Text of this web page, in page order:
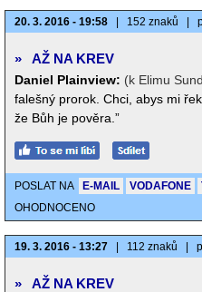
20. 3. 2016 - 19:58 152 znaků
» AŽ NA KREV
Daniel Plainview: (k Elimu
falešný prorok. Chci, abys mi
že Bůh je pověra.”
POSLAT NA E-MAIL VODAFONE
OHODNOCENO
19. 3. 2016 - 13:27 112 znaků
» AŽ NA KREV